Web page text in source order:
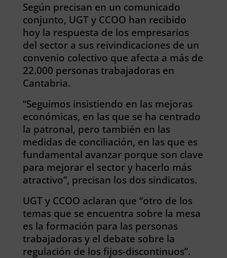
Según precisan en un comunicado
conjunto, UGT y CCOO han recibido
hoy la respuesta de los empresarios
del sector a sus reivindicaciones de un
convenio colectivo que afecta a más de
22.000 personas trabajadoras en
Cantabria.
“Seguimos insistiendo en las mejoras
económicas, en las que se ha centrado
la patronal, pero también en las
medidas de conciliación, en las que es
fundamental avanzar porque son clave
para mejorar el sector y hacerlo más
atractivo”, precisan los dos sindicatos.
UGT y CCOO aclaran que “otro de los
temas que se encuentra sobre la mesa
es la formación para las personas
trabajadoras y el debate sobre la
regulación de los fijos-discontinuos”.